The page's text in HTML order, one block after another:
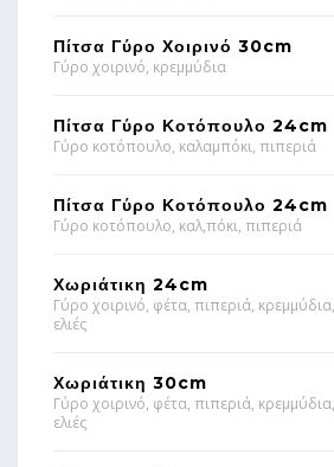
Πίτσα Γύρο Χοιρινό 30cm
Γύρο χοιρινό, κρεμμύδια
Πίτσα Γύρο Κοτόπουλο 24cm
Γύρο κοτόπουλο, καλαμπόκι, πιπεριά
Πίτσα Γύρο Κοτόπουλο 24cm
Γύρο κοτόπουλο, καλ,πόκι, πιπεριά
Χωριάτικη 24cm
Γύρο χοιρινό, φέτα, πιπεριά, κρεμμύδια,
ελιές
Χωριάτικη 30cm
Γύρο χοιρινό, φέτα, πιπεριά, κρεμμύδια,
ελιές